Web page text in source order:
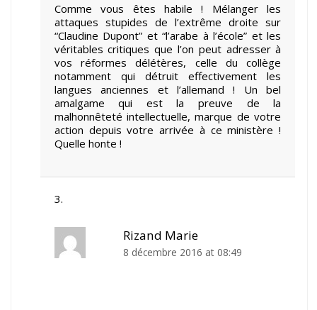
Comme vous êtes habile ! Mélanger les
attaques stupides de l’extrême droite sur
“Claudine Dupont” et “l’arabe à l’école” et les
véritables critiques que l’on peut adresser à
vos réformes délétères, celle du collège
notamment qui détruit effectivement les
langues anciennes et l’allemand ! Un bel
amalgame qui est la preuve de la
malhonnêteté intellectuelle, marque de votre
action depuis votre arrivée à ce ministère !
Quelle honte !
Rizand Marie
8 décembre 2016 at 08:49